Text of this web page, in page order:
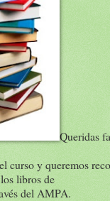
Queridas
curso y queremos
libros de
del AMPA.